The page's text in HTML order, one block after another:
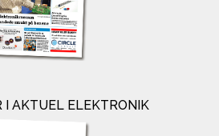
I AKTUEL ELEKTRONIK